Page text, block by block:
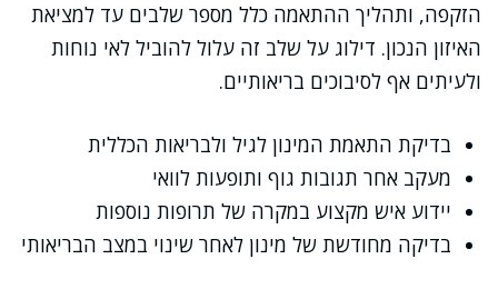
הזקפה, ותהליך ההתאמה כלל מספר שלבים עד למציאת
האיזון הנכון. דילוג על שלב זה עלול להוביל לאי נוחות
ולעיתים אף לסיבוכים בריאותיים.
בדיקת התאמת המינון לגיל ולבריאות הכללית
מעקב אחר תגובות גוף ותופעות לוואי
יידוע איש מקצוע במקרה של תרופות נוספות
בדיקה מחודשת של מינון לאחר שינוי במצב הבריאותי